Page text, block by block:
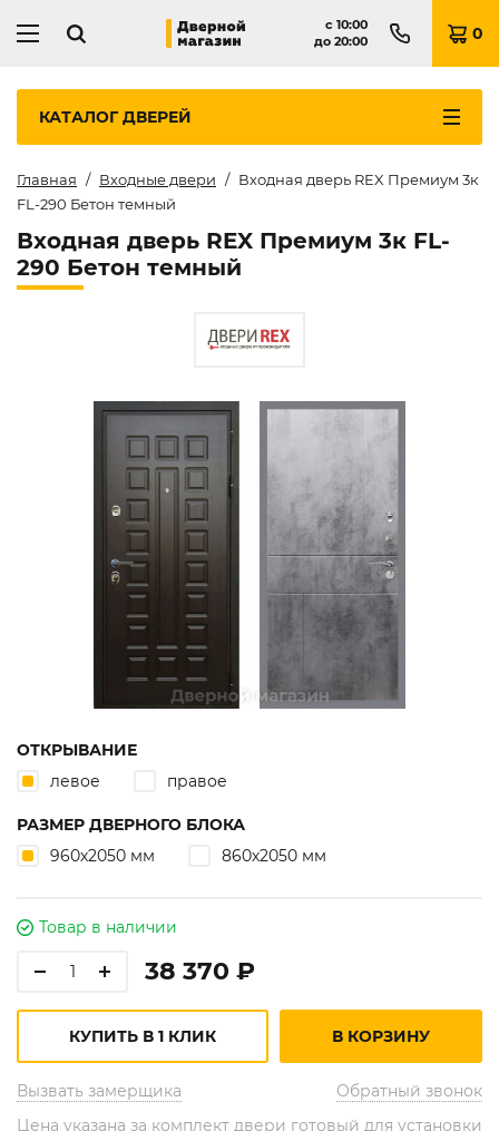
с 10:00
до 20:00 0
КАТАЛОГДВЕРЕЙ
Главная Входные двери
Входная дверь REX Премиум 3к
FL-290 Бетон темный
Входная дверь REX Премиум 3к FL-
290 Бетон темный
ОТКРЫВАНИЕ
левое
правое
РАЗМЕР ДВЕРНОГО БЛОКА
960х2050 мм
860х2050 мм
Товар в наличии
38 370 ₽
Вызвать замерщика Обратный звонок
КУПИТЬ В 1 КЛИК В КОРЗИНУ
Цена указана за комплект двери готовый для установки